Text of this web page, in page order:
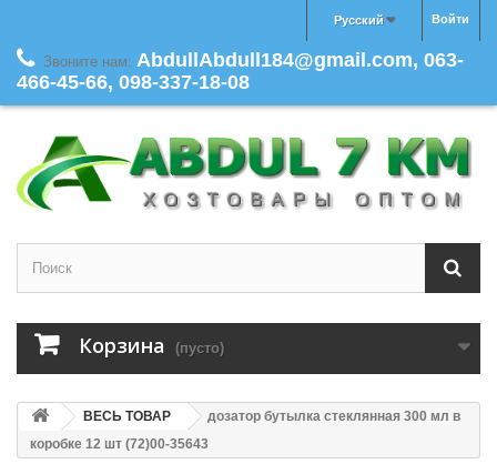
Войти
Русский
Звоните нам: AbdullAbdull184@gmail.com, 063-
466-45-66, 098-337-18-08
Корзина (пусто)
ВЕСЬ ТОВАР
дозатор бутылка стеклянная 300 мл в
коробке 12 шт (72)00-35643